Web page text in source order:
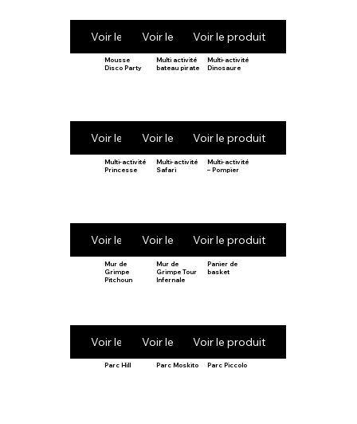
Voir le produitVoir le produitVoir le produit
Mousse
Disco Party
Voir le produit
Multi activité
bateau pirate
Voir le produit
Multi-activité
Dinosaure
Voir le produit
Multi-activité
Princesse
Voir le produit
Multi-activité
Safari
Voir le produit
Multi-activité
– Pompier
Voir le produit
Mur de
Grimpe
Pitchoun
Voir le produit
Mur de
Grimpe Tour
Infernale
Voir le produit
Panier de
basket
Voir le produit
Parc Hill Parc Moskito Parc Piccolo